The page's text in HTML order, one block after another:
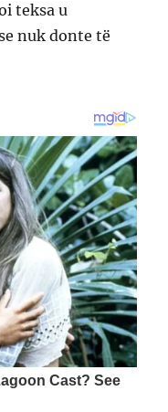
teksa u
nuk donte të